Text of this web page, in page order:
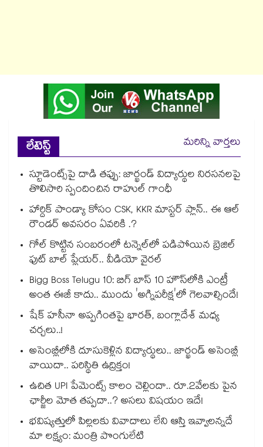
లేటెస్ట్
మరిన్ని వార్తలు
స్టూడెంట్స్‎పై దాడి తప్పు: జార్ఖండ్ విద్యార్థుల నిరసనలపై
తొలిసారి స్పందించిన రాహుల్ గాంధీ
హార్దిక్ పాండ్యా కోసం CSK, KKR మాస్టర్ ప్లాన్.. ఈ ఆల్
రౌండర్ అవసరం ఏవరికి .?
గోల్ కొట్టిన సంబరంలో టన్నెల్⁭లో పడిపోయిన బ్రెజిల్
ఫుట్ బాల్ ప్లేయర్.. వీడియో వైరల్
Bigg Boss Telugu 10: బిగ్ బాస్ 10 హౌస్‌లోకి ఎంట్రీ
అంత ఈజీ కాదు.. ముందు 'అగ్నిపరీక్ష'లో గెలవాల్సిందే!
షేక్ హసీనా అప్పగింతపై భారత్, బంగ్లాదేశ్ మధ్య
చర్చలు..!
అసెంబ్లీలోకి దూసుకెళ్లిన విద్యార్థులు.. జార్ఖండ్ అసెంబ్లీ
వాయిదా.. పరిస్థితి ఉద్రిక్తం!
ఉచిత UPI పేమెంట్స్ కాలం చెల్లిందా.. రూ.2వేలకు పైన
ఛార్జీల మోత తప్పదా..? అసలు విషయం ఇదే!
భవిష్యత్తులో పిల్లలకు వివాదాలు లేని ఆస్తి ఇవ్వాలన్నదే
మా లక్ష్యం: మంత్రి పొంగులేటి